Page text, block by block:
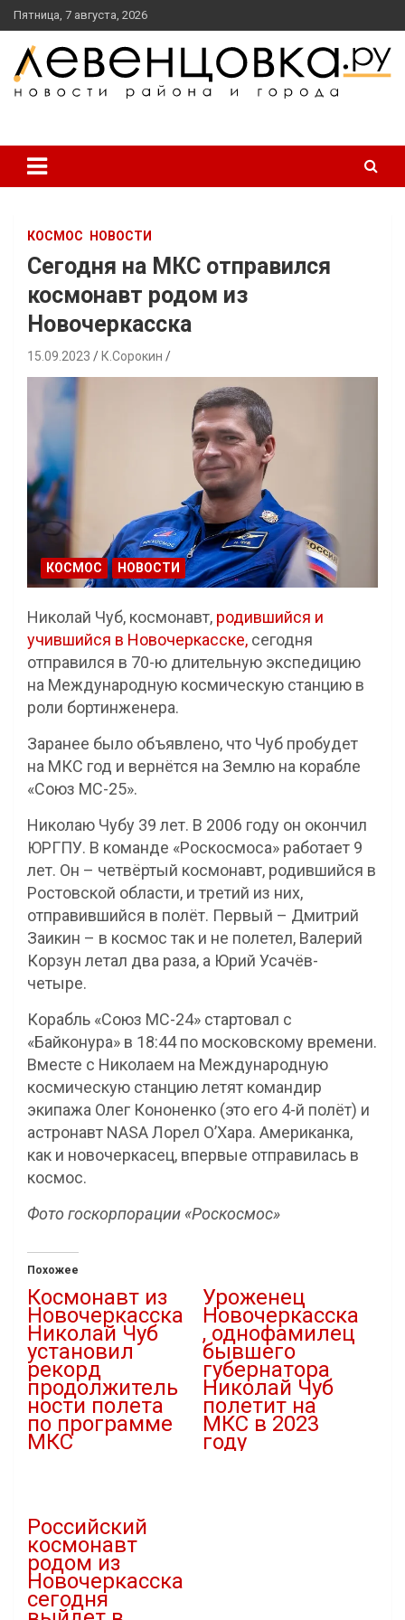
перейти
к
содержанию
Пятница, 7 августа, 2026
КОСМОС НОВОСТИ
Сегодня на МКС отправился
космонавт родом из
Новочеркасска
15.09.2023 К.Сорокин
КОСМОС НОВОСТИ
Николай Чуб, космонавт, родившийся и
учившийся в Новочеркасске, сегодня
отправился в 70-ю длительную экспедицию
на Международную космическую станцию в
роли бортинженера.
Заранее было объявлено, что Чуб пробудет
на МКС год и вернётся на Землю на корабле
«Союз МС-25».
Николаю Чубу 39 лет. В 2006 году он окончил
ЮРГПУ. В команде «Роскосмоса» работает 9
лет. Он – четвёртый космонавт, родившийся в
Ростовской области, и третий из них,
отправившийся в полёт. Первый – Дмитрий
Заикин – в космос так и не полетел, Валерий
Корзун летал два раза, а Юрий Усачёв-
четыре.
Корабль «Союз МС-24» стартовал с
«Байконура» в 18:44 по московскому времени.
Вместе с Николаем на Международную
космическую станцию летят командир
экипажа Олег Кононенко (это его 4-й полёт) и
астронавт NASA Лорел О’Хара. Американка,
как и новочеркасец, впервые отправилась в
космос.
Фото госкорпорации «Роскосмос»
Похожее
Космонавт из
Новочеркасска
Николай Чуб
установил
рекорд
продолжитель
ности полета
по программе
МКС
Уроженец
Новочеркасска
, однофамилец
бывшего
губернатора
Николай Чуб
полетит на
МКС в 2023
году
Российский
космонавт
родом из
Новочеркасска
сегодня